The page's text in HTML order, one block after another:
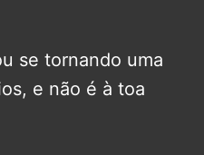
se tornando uma
e não é à toa